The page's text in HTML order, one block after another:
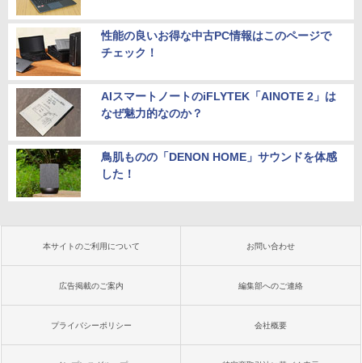
性能の良いお得な中古PC情報はこのページで
チェック！
AIスマートノートのiFLYTEK「AINOTE 2」は
なぜ魅力的なのか？
鳥肌ものの「DENON HOME」サウンドを体感
した！
本サイトのご利用について お問い合わせ
広告掲載のご案内 編集部へのご連絡
プライバシーポリシー 会社概要